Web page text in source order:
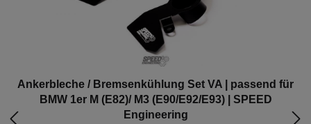
Ankerbleche / Bremsenkühlung Set VA | passend für
BMW 1er M (E82)/ M3 (E90/E92/E93) | SPEED
Engineering